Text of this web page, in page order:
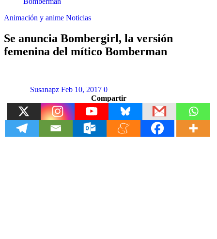
Animación y anime Noticias
Se anuncia Bombergirl, la versión
femenina del mítico Bomberman
Susanapz Feb 10, 2017 0
Compartir